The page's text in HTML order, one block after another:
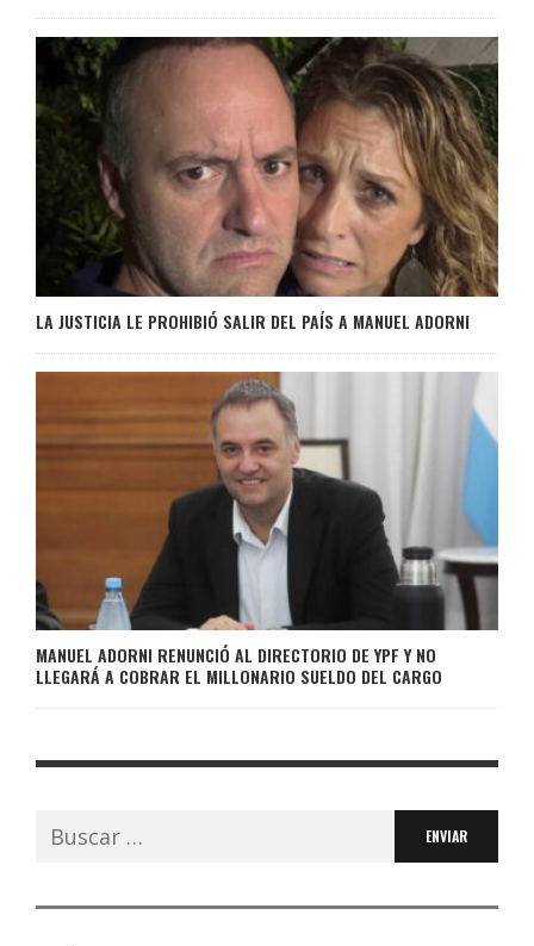
LA JUSTICIA LE PROHIBIÓ SALIR DEL PAÍS A MANUEL ADORNI
MANUEL ADORNI RENUNCIÓ AL DIRECTORIO DE YPF Y NO
LLEGARÁ A COBRAR EL MILLONARIO SUELDO DEL CARGO
Buscar: